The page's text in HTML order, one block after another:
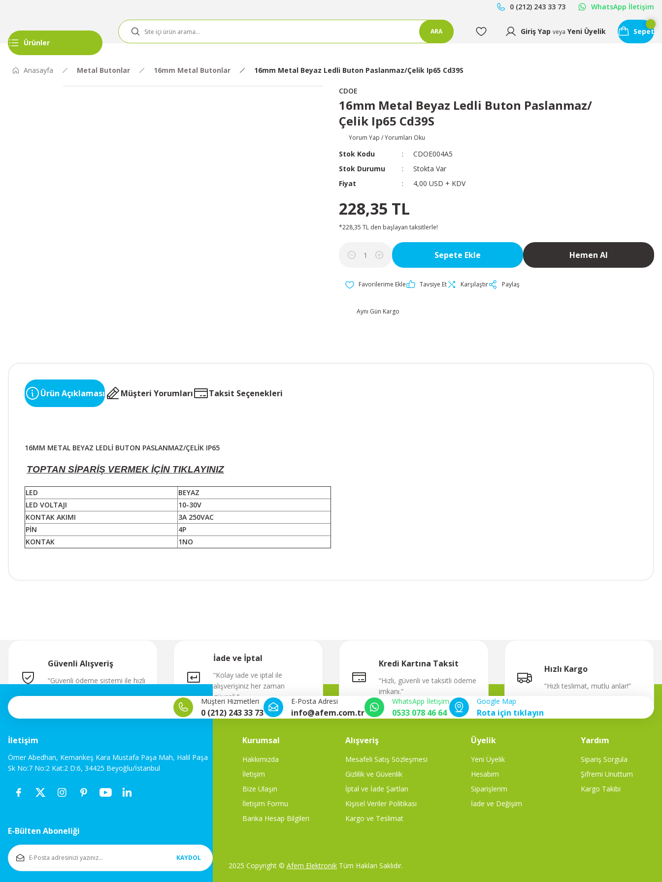
0 (212) 243 33 73 WhatsApp İletişim
ARA Giriş Yap veya Yeni Üyelik
Sepet
Ürünler
Anasayfa Metal Butonlar 16mm Metal Butonlar 16mm Metal Beyaz Ledli Buton Paslanmaz/Çelik Ip65 Cd39S
CDOE
16mm Metal Beyaz Ledli Buton Paslanmaz/
Çelik Ip65 Cd39S
Yorum Yap / Yorumları Oku
Stok Kodu
CDOE004A5
Stok Durumu
Stokta Var
Fiyat
4,00 USD + KDV
228,35 TL
*228,35 TL den başlayan taksitlerle!
Sepete Ekle Hemen Al
Tavsiye Et Karşılaştır Paylaş
Aynı Gün Kargo
Ürün Açıklaması Müşteri Yorumları Taksit Seçenekleri
16MM METAL BEYAZ LEDLİ BUTON PASLANMAZ/ÇELİK IP65
TOPTAN SİPARİŞ VERMEK İÇİN TIKLAYINIZ
LED
BEYAZ
LED VOLTAJI
10-30V
KONTAK AKIMI
3A 250VAC
PİN
4P
KONTAK
1NO
Güvenli Alışveriş
“Güvenli ödeme sistemi ile hızlı
İade ve İptal
“Kolay iade ve iptal ile
alışverişiniz her zaman
güvenli.”
Kredi Kartına Taksit
“Hızlı, güvenli ve taksitli ödeme
imkanı.”
Hızlı Kargo
”Hızlı teslimat, mutlu anlar!”
Müşteri Hizmetleri
0 (212) 243 33 73
E-Posta Adresi
info@afem.com.tr
WhatsApp İletişim
0533 078 46 64
Google Map
Rota için tıklayın
İletişim
Ömer Abedhan, Kemankeş Kara Mustafa Paşa Mah, Halil Paşa
Sk No:7 No:2 Kat:2 D:6, 34425 Beyoğlu/İstanbul
E-Bülten Aboneliği
KAYDOL
Kurumsal
Hakkımızda
İletişim
Bize Ulaşın
İletişim Formu
Banka Hesap Bilgileri
Alışveriş
Mesafeli Satış Sözleşmesi
Gizlilik ve Güvenlik
İptal ve İade Şartları
Kişisel Veriler Politikası
Kargo ve Teslimat
Üyelik
Yeni Üyelik
Hesabım
Siparişlerim
İade ve Değişim
Yardım
Sipariş Sorgula
Şifremi Unuttum
Kargo Takibi
2025 Copyright © Afem Elektronik Tüm Hakları Saklıdır.